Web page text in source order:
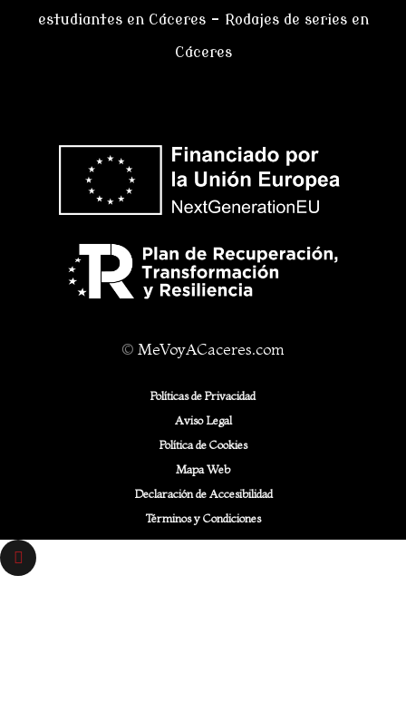
estudiantes en Cáceres– Rodajes de series en
Cáceres
© MeVoyACaceres.com
Políticas de Privacidad
Aviso Legal
Política de Cookies
Mapa Web
Declaración de Accesibilidad
Términos y Condiciones